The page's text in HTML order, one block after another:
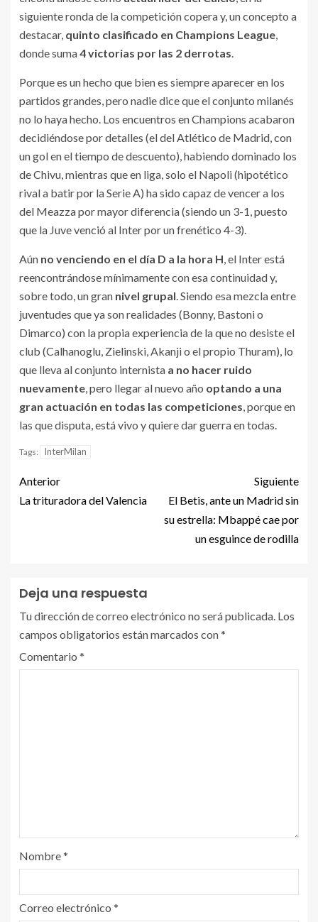
siguiente ronda de la competición copera y, un concepto a
destacar, quinto clasificado en Champions League,
donde suma4 victorias por las 2 derrotas.
Porque es un hecho que bien es siempre aparecer en los
partidos grandes, pero nadie dice que el conjunto milanés
no lo haya hecho. Los encuentros en Champions acabaron
decidiéndose por detalles (el del Atlético de Madrid, con
un gol en el tiempo de descuento), habiendo dominado los
de Chivu, mientras que en liga, solo el Napoli (hipotético
rival a batir por la Serie A) ha sido capaz de vencer a los
del Meazza por mayor diferencia (siendo un 3-1, puesto
que la Juve venció al Inter por un frenético 4-3).
Aún no venciendo en el día D a la hora H, el Inter está
reencontrándose mínimamente con esa continuidad y,
sobre todo, un gran nivel grupal. Siendo esa mezcla entre
juventudes que ya son realidades (Bonny, Bastoni o
Dimarco) con la propia experiencia de la que no desiste el
club (Calhanoglu, Zielinski, Akanji o el propio Thuram), lo
que lleva al conjunto internista a no hacer ruido
nuevamente, pero llegar al nuevo año optando a una
gran actuación en todas las competiciones, porque en
las que disputa, está vivo y quiere dar guerra en todas.
Tags: InterMilan
Anterior
La trituradora del Valencia
Siguiente
El Betis, ante un Madrid sin
su estrella: Mbappé cae por
un esguince de rodilla
Deja una respuesta
Tu dirección de correo electrónico no será publicada. Los
campos obligatorios están marcados con*
Comentario *
Nombre*
Correo electrónico *